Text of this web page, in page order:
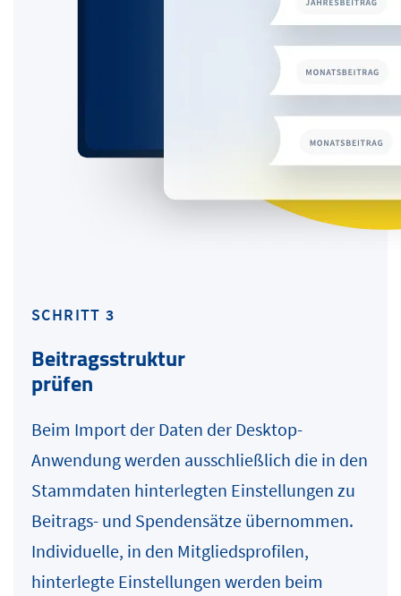
SCHRITT 3
Beitragsstruktur
prüfen
Beim Import der Daten der Desktop-
Anwendung werden ausschließlich die in den
Stammdaten hinterlegten Einstellungen zu
Beitrags- und Spendensätze übernommen.
Individuelle, in den Mitgliedsprofilen,
hinterlegte Einstellungen werden beim